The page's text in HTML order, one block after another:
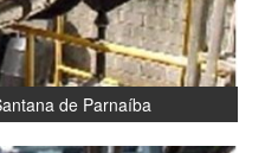
de Parnaíba